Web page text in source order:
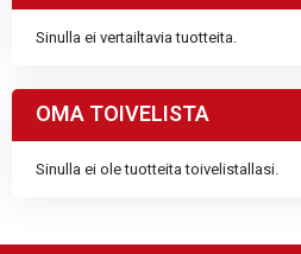
Sinulla ei vertailtavia tuotteita.
OMA TOIVELISTA
Sinulla ei ole tuotteita toivelistallasi.